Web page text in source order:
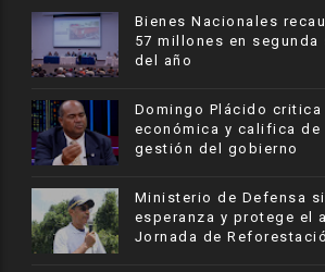
Bienes Nacionales
57 millones en
del año
​Domingo Plácido
económica y califica
gestión del gobierno
Ministerio de Defensa
esperanza y protege el
Jornada de